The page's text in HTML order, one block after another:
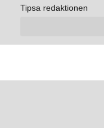
Tipsa redaktionen